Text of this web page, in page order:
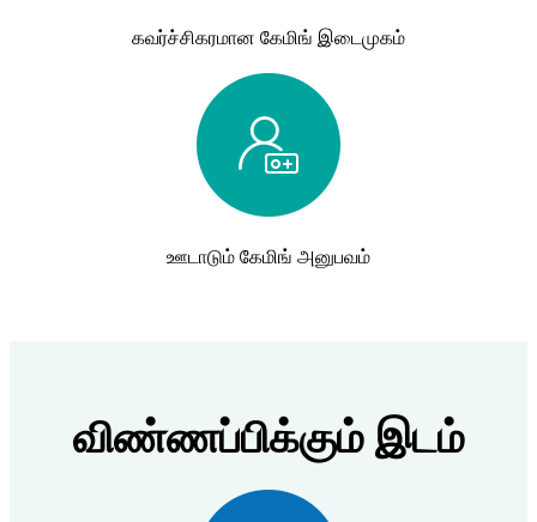
கவர்ச்சிகரமான கேமிங் இடைமுகம்
ஊடாடும் கேமிங் அனுபவம்
விண்ணப்பிக்கும் இடம்